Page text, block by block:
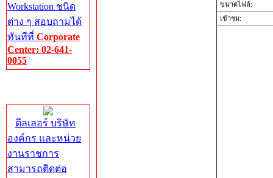
Workstation ชนิด
ต่าง ๆ สอบถามได้
ทันทีที่ Corporate
Center: 02-641-
0055
ดีลเลอร์ บริษัท
องค์กร และหน่วย
งานราชการ
สามารถติดต่อ
ขนาดไฟล์:
เข้าชม: